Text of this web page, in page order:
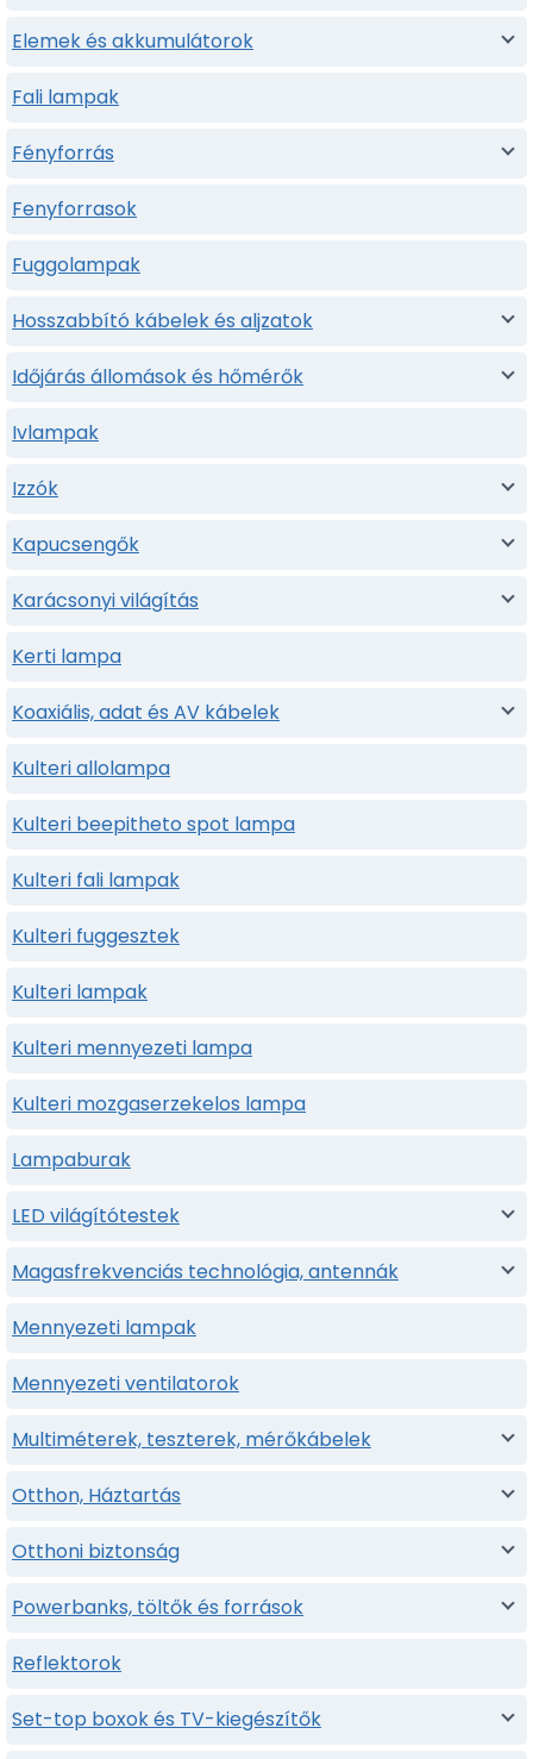
Elemek és akkumulátorok
Fali lampak
Fényforrás
Fenyforrasok
Fuggolampak
Hosszabbító kábelek és aljzatok
Időjárás állomások és hőmérők
Ivlampak
Izzók
Kapucsengők
Karácsonyi világítás
Kerti lampa
Koaxiális, adat és AV kábelek
Kulteri allolampa
Kulteri beepitheto spot lampa
Kulteri fali lampak
Kulteri fuggesztek
Kulteri lampak
Kulteri mennyezeti lampa
Kulteri mozgaserzekelos lampa
Lampaburak
LED világítótestek
Magasfrekvenciás technológia, antennák
Mennyezeti lampak
Mennyezeti ventilatorok
Multiméterek, teszterek, mérőkábelek
Otthon, Háztartás
Otthoni biztonság
Powerbanks, töltők és források
Reflektorok
Set-top boxok és TV-kiegészítők